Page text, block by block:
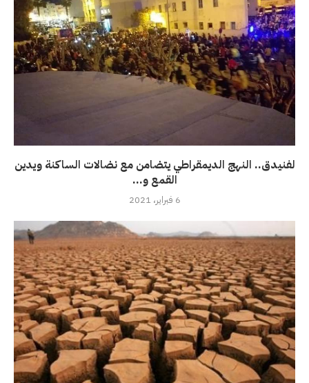
لفنيدق.. النهج الديمقراطي يتضامن مع نضالات الساكنة ويدين
القمع و...
6 فبراير، 2021